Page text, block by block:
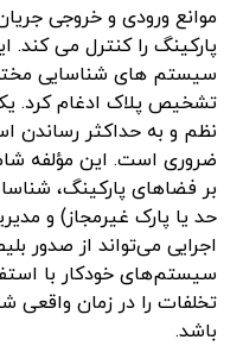
موانع ورودی و خروجی
پارکینگ را کنترل می کند.
تشخیص پلاک ادغام کرد.
نظم و به حداکثر رساندن
ضروری است. این مؤلفه
بر فضاهای پارکینگ،
حد یا پارک غیرمجاز) و
اجرایی می‌تواند از صدور
سیستم‌های خودکار با
تخلفات را در زمان واقعی
باشد.